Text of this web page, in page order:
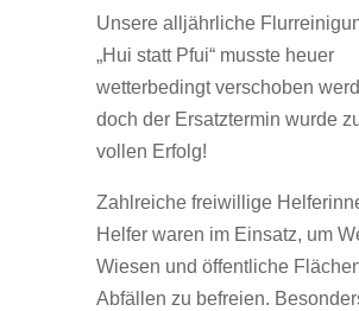
Unsere alljährliche
„Hui statt Pfui“musste heuer
wetterbedingt verschoben
doch der Ersatztermin wurde
vollen Erfolg!
Zahlreiche freiwillige
Helfer waren im Einsatz, um
Wiesen und öffentliche
Abfällen zu befreien.